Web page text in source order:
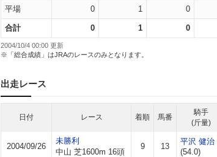
平場 0 1 0
合計 0 1 0
2004/10/4 00:00 更新
※「総合成績」はJRAのレースのみとなります。
出走レース
日付 レース 着順 馬番
騎手
(斤量)
2004/09/26
未勝利
中山 芝1600m 16頭
9 13
平沢 健治
(54.0)